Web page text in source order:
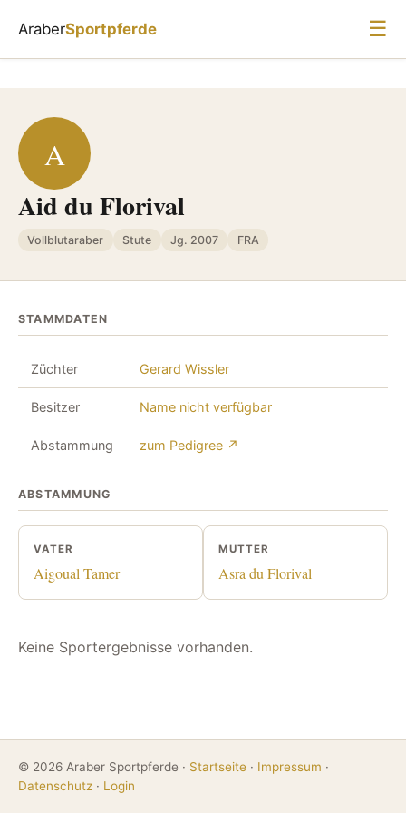
AraberSportpferde ☰
A
Aid du Florival
Vollblutaraber Stute Jg. 2007 FRA
STAMMDATEN
Züchter Gerard Wissler
Besitzer Name nicht verfügbar
Abstammung zum Pedigree ↗
ABSTAMMUNG
VATER
Aigoual Tamer
MUTTER
Asra du Florival
Keine Sportergebnisse vorhanden.
© 2026 Araber Sportpferde · Startseite · Impressum ·
Datenschutz · Login